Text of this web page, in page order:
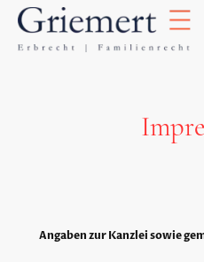
Angaben zur Kanzlei sowie